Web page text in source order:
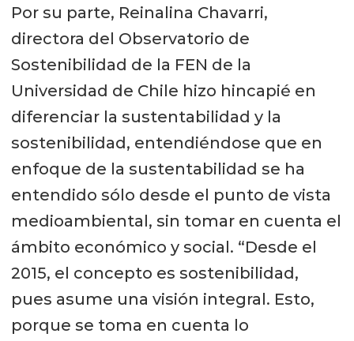
Por su parte, Reinalina Chavarri,
directora del Observatorio de
Sostenibilidad de la FEN de la
Universidad de Chile hizo hincapié en
diferenciar la sustentabilidad y la
sostenibilidad, entendiéndose que en
enfoque de la sustentabilidad se ha
entendido sólo desde el punto de vista
medioambiental, sin tomar en cuenta el
ámbito económico y social. “Desde el
2015, el concepto es sostenibilidad,
pues asume una visión integral. Esto,
porque se toma en cuenta lo